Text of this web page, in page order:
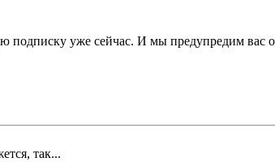
уже сейчас. И мы предупредим вас
так...